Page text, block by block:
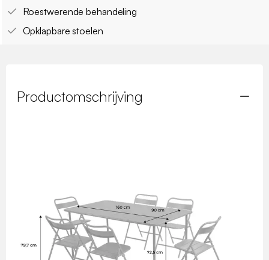
Roestwerende behandeling
Opklapbare stoelen
Productomschrijving